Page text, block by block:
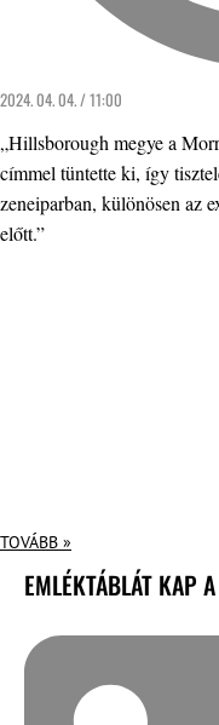
2024. 04. 04. / 11:00
„Hillsborough megye a
címmel tüntette ki, így
zeneiparban, különösen az
előtt.”
TOVÁBB »
EMLÉKTÁBLÁT KAP